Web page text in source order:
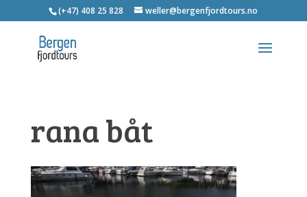
(+47) 408 25 828 weller@bergenfjordtours.no
rana båt